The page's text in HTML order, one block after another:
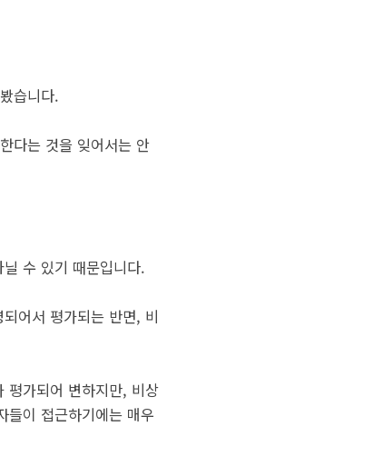
습니다.
다는 것을 잊어서는 안
수 있기 때문입니다.
어서 평가되는 반면, 비
평가되어 변하지만, 비상
들이 접근하기에는 매우